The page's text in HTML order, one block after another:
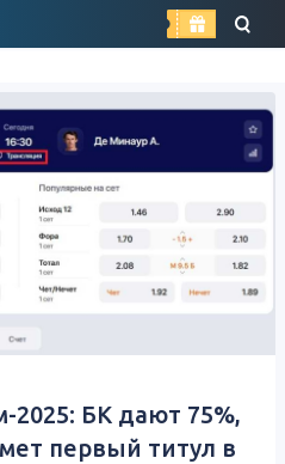
найти
2025: БК дают 75%,
первый титул в